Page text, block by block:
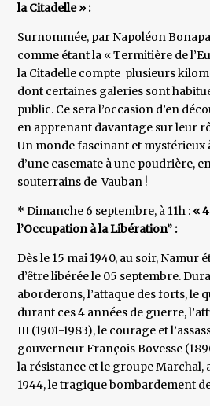
la Citadelle » :
Surnommée, par Napoléon
comme étant la « Termitière de
la Citadelle compte plusieurs
dont certaines galeries sont
public. Ce sera l’occasion d’en
en apprenant davantage sur leur
Un monde fascinant et mystérieux
d’une casemate à une poudrière,
souterrains de Vauban !
* Dimanche 6 septembre, à 11h : «
l’Occupation à la Libération” :
Dès le 15 mai 1940, au soir, Namur
d’être libérée le 05 septembre.
aborderons, l’attaque des forts, le
durant ces 4 années de guerre,
III (1901-1983), le courage et
gouverneur François Bovesse
la résistance et le groupe Marchal,
1944, le tragique bombardement